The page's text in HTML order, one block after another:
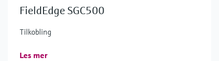
FieldEdge SGC500
Tilkobling
Les mer